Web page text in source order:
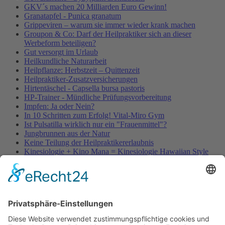
GKV´s machen 20 Milliarden Euro Gewinn!
Granatapfel - Punica granatum
Grippeviren – warum sie immer wieder krank machen
Groupon & Co: Darf der Heilpraktiker sich an dieser
Werbeform beteiligen?
Gut versorgt im Urlaub
Heilkundliche Naturarbeit
Heilpflanze: Herbstzeit – Quittenzeit
Heilpraktiker-Zusatzversicherungen
Hirtentäschel - Capsella bursa pastoris
HP-Trainer - Mündliche Prüfungsvorbereitung
Impfen: Ja oder Nein?
In 10 Schritten zum Erfolg! Vital-Miro Gym
Ist Pulsatilla wirklich nur ein "Frauenmittel"?
Jungbrunnen aus der Natur
Keine Teilung der Heilpraktikererlaubnis
Kinesiologie + Kino Mana = Kinesiologie Hawaiian Style
Kleine Würmer als Wunderheiler
Knoblauch - Allium sativum
MRSA-Killerkeime in deutschen Krankenhäusern
NATURHEILKUNDE & PSYCHOTHERAPIE HEUTE